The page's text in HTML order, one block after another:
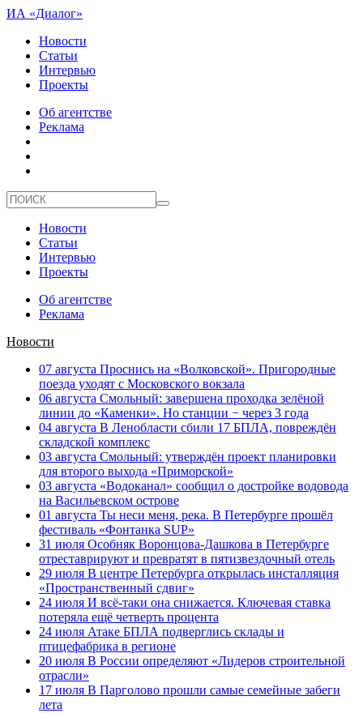
ИА «Диалог»
Новости
Статьи
Интервью
Проекты
Об агентстве
Реклама
Новости
Статьи
Интервью
Проекты
Об агентстве
Реклама
Новости
07 августа Проснись на «Волковской». Пригородные
поезда уходят с Московского вокзала
06 августа Смольный: завершена проходка зелёной
линии до «Каменки». Но станции − через 3 года
04 августа В Ленобласти сбили 17 БПЛА, повреждён
складской комплекс
03 августа Смольный: утверждён проект планировки
для второго выхода «Приморской»
03 августа «Водоканал» сообщил о достройке водовода
на Васильевском острове
01 августа Ты неси меня, река. В Петербурге прошёл
фестиваль «Фонтанка SUP»
31 июля Особняк Воронцова-Дашкова в Петербурге
отреставрируют и превратят в пятизвездочный отель
29 июля В центре Петербурга открылась инсталляция
«Пространственный сдвиг»
24 июля И всё-таки она снижается. Ключевая ставка
потеряла ещё четверть процента
24 июля Атаке БПЛА подверглись склады и
птицефабрика в регионе
20 июля В России определяют «Лидеров строительной
отрасли»
17 июля В Парголово прошли самые семейные забеги
лета